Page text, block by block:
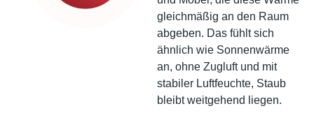
gleichmäßig an den Raum
abgeben. Das fühlt sich
ähnlich wie Sonnenwärme
an, ohne Zugluft und mit
stabiler Luftfeuchte, Staub
bleibt weitgehend liegen.